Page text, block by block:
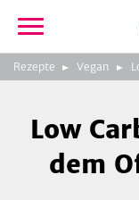
Rezepte Vegan
Bild
3
zeigen
Low
dem